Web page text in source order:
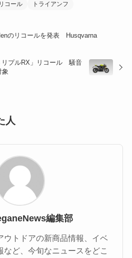
リコール トライアンフ
のリコールを発表 Husqvarna
リプルRX」リコール 騒音
人
編集部
ウトドアの新商品情報、イベ
など、今旬なニュースをどこ